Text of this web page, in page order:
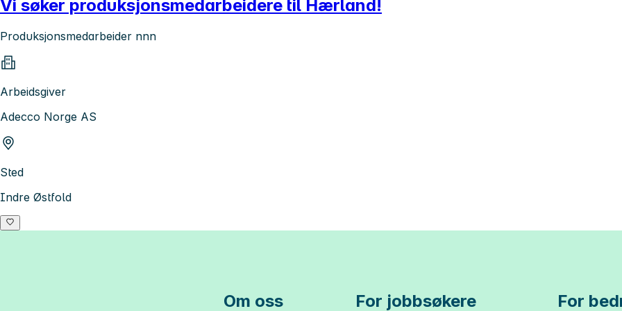
Vi søker produksjonsmedarbeidere til Hærland!
Produksjonsmedarbeider nnn
Arbeidsgiver
Adecco Norge AS
Sted
Indre Østfold
Om oss For jobbsøkere For